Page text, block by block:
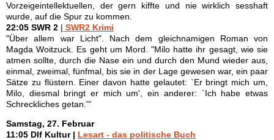
Vorzeigeintellektuellen, der gern kiffte und nie wirklich sesshaft
wurde, auf die Spur zu kommen.
22:05 SWR 2 | SWR2 Krimi
"Über allem war Licht". Nach dem gleichnamigen Roman von
Magda Woitzuck. Es geht um Mord. "Milo hatte ihr gesagt, wie sie
atmen sollte, durch die Nase ein und durch den Mund wieder aus,
einmal, zweimal, fünfmal, bis sie in der Lage gewesen war, ein paar
Sätze zu flüstern. Einer davon hatte gelautet: `Er bringt mich um,
Milo, diesmal bringt er mich um', ein anderer: `Ich habe etwas
Schreckliches getan.'"
Samstag, 27. Februar
11:05 Dlf Kultur | Lesart - das politische Buch